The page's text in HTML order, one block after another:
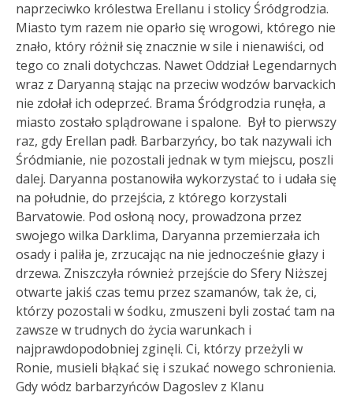
naprzeciwko królestwa Erellanu i stolicy Śródgrodzia.
Miasto tym razem nie oparło się wrogowi, którego nie
znało, który różnił się znacznie w sile i nienawiści, od
tego co znali dotychczas. Nawet Oddział Legendarnych
wraz z Daryanną stając na przeciw wodzów barvackich
nie zdołał ich odeprzeć. Brama Śródgrodzia runęła, a
miasto zostało splądrowane i spalone. Był to pierwszy
raz, gdy Erellan padł. Barbarzyńcy, bo tak nazywali ich
Śródmianie, nie pozostali jednak w tym miejscu, poszli
dalej. Daryanna postanowiła wykorzystać to i udała się
na południe, do przejścia, z którego korzystali
Barvatowie. Pod osłoną nocy, prowadzona przez
swojego wilka Darklima, Daryanna przemierzała ich
osady i paliła je, zrzucając na nie jednocześnie głazy i
drzewa. Zniszczyła również przejście do Sfery Niższej
otwarte jakiś czas temu przez szamanów, tak że, ci,
którzy pozostali w śodku, zmuszeni byli zostać tam na
zawsze w trudnych do życia warunkach i
najprawdopodobniej zginęli. Ci, którzy przeżyli w
Ronie, musieli błąkać się i szukać nowego schronienia.
Gdy wódz barbarzyńców Dagoslev z Klanu